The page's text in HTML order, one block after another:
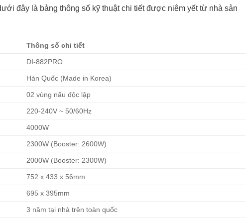
đây là bảng thông số kỹ thuật chi tiết được niêm yết từ nhà sản
Thông số chi tiết
DI-882PRO
Hàn Quốc (Made in Korea)
02 vùng nấu độc lập
220-240V ~ 50/60Hz
4000W
2300W (Booster: 2600W)
2000W (Booster: 2300W)
752 x 433 x 56mm
695 x 395mm
3 năm tại nhà trên toàn quốc